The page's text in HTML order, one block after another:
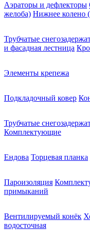
Аэраторы и дефлекторы
желоба) Нижнее колено
Трубчатые
и фасадная лестница
Элементы крепежа
Подкладочный ковер
Трубчатые
Комплектующие
Ендова Торцевая планка
Пароизоляция
примыканий
Вентилируемый конёк
водосточная